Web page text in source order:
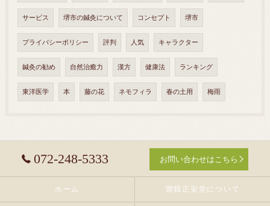
サービス 堺市の鍼灸について コンセプト 堺市
プライバシーポリシー 評判 人気 キャラクター
鍼灸の勧め 自然治癒力 漢方 健康法 ランキング
東洋医学 本 藤の花 ネモフィラ 春の土用 梅雨
072-248-5333 お問い合わせはこちら
ホーム 曽我正安堂について